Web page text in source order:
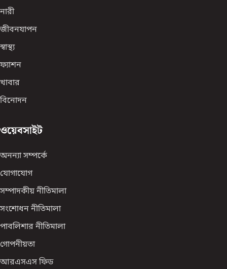
নারী
জীবনযাপন
স্বাস্থ্য
ফ্যাশন
খাবার
বিনোদন
ওয়েবসাইট
অনন্যা সম্পর্কে
যোগাযোগ
সম্পাদকীয় নীতিমালা
সংশোধন নীতিমালা
পাবলিশার নীতিমালা
গোপনীয়তা
আরএসএস ফিড